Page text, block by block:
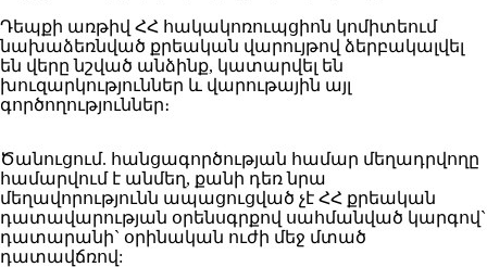
Դեպքի առթիվ ՀՀ հակակոռուպցիոն կոմիտեում
նախաձեռնված քրեական վարույթով ձերբակալվել
են վերը նշված անձինք, կատարվել են
խուզարկություններ և վարութային այլ
գործողություններ։
Ծանուցում. հանցագործության համար մեղադրվողը
համարվում է անմեղ, քանի դեռ նրա
մեղավորությունն ապացուցված չէ ՀՀ քրեական
դատավարության օրենսգրքով սահմանված կարգով`
դատարանի` օրինական ուժի մեջ մտած
դատավճռով: